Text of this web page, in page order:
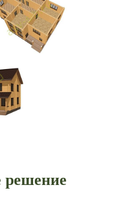
решение